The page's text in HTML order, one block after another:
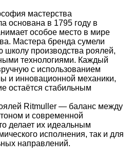
мастерства
основана в 1795 году в
особое место в мире
Мастера бренда сумели
школу производства роялей,
технологиями. Каждый
с использованием
и инновационной механики,
остаётся стабильным
Ritmuller — баланс между
и современной
делает их идеальным
исполнения, так и для
направлений.